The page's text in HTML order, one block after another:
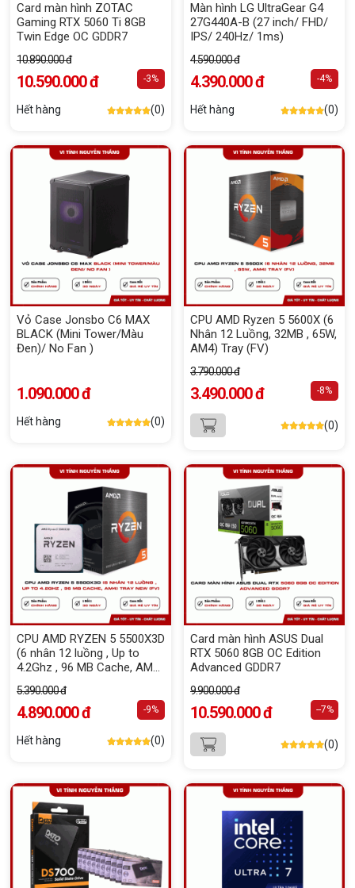
Card màn hình ZOTAC
Gaming RTX 5060 Ti 8GB
Twin Edge OC GDDR7
10.890.000 đ
10.590.000 đ -3%
Hết hàng (0)
Màn hình LG UltraGear G4
27G440A-B (27 inch/ FHD/
IPS/ 240Hz/ 1ms)
4.590.000 đ
4.390.000 đ -4%
Hết hàng (0)
Vỏ Case Jonsbo C6 MAX
BLACK (Mini Tower/Màu
Đen)/ No Fan )
1.090.000 đ
Hết hàng (0)
CPU AMD Ryzen 5 5600X (6
Nhân 12 Luồng, 32MB , 65W,
AM4) Tray (FV)
3.790.000 đ
3.490.000 đ -8%
(0)
CPU AMD RYZEN 5 5500X3D
(6 nhân 12 luồng , Up to
4.2Ghz , 96 MB Cache, AM4)
5.390.000 đ
4.890.000 đ -9%
Hết hàng (0)
Card màn hình ASUS Dual
RTX 5060 8GB OC Edition
Advanced GDDR7
9.900.000 đ
10.590.000 đ --7%
(0)